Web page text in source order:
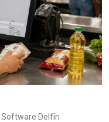
Software Delfín